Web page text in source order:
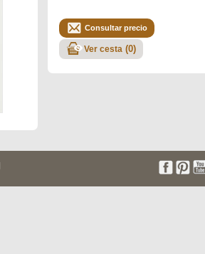
Consultar precio
Ver cesta (0)